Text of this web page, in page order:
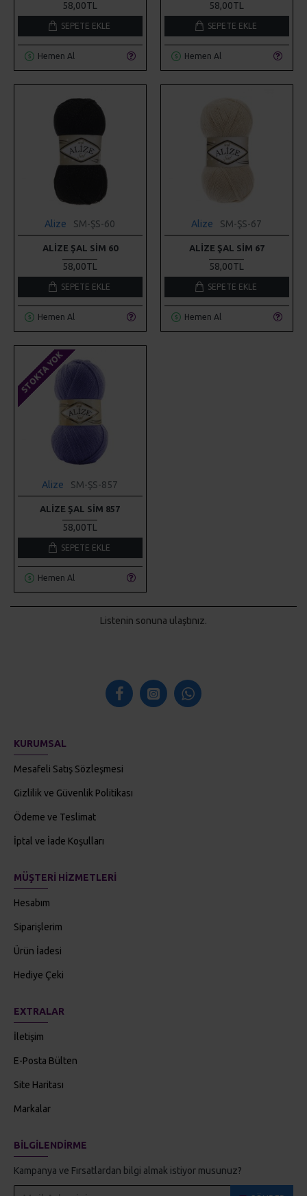
58,00TL
SEPETE EKLE
Hemen Al
58,00TL
SEPETE EKLE
Hemen Al
Alize SM-ŞS-60
ALIZE ŞAL SIM 60
58,00TL
SEPETE EKLE
Hemen Al
Alize SM-ŞS-67
ALIZE ŞAL SIM 67
58,00TL
SEPETE EKLE
Hemen Al
STOKTA YOK
Alize SM-ŞS-857
ALIZE ŞAL SIM 857
58,00TL
SEPETE EKLE
Hemen Al
Listenin sonuna ulaştınız.
KURUMSAL
Mesafeli Satış Sözleşmesi
Gizlilik ve Güvenlik Politikası
Ödeme ve Teslimat
İptal ve İade Koşulları
MÜŞTERI HIZMETLERI
Hesabım
Siparişlerim
Ürün İadesi
Hediye Çeki
EXTRALAR
İletişim
E-Posta Bülten
Site Haritası
Markalar
BILGILENDIRME
Kampanya ve Fırsatlardan bilgi almak istiyor musunuz?